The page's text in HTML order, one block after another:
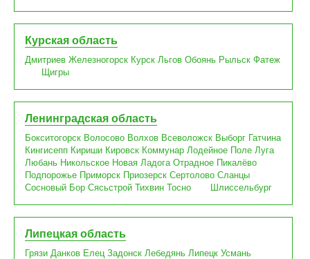
Курская область
Дмитриев Железногорск Курск Льгов Обоянь Рыльск Фатеж
Щигры
Ленинградская область
Бокситогорск Волосово Волхов Всеволожск Выборг Гатчина
Кингисепп Кириши Кировск Коммунар Лодейное Поле Луга
Любань Никольское Новая Ладога Отрадное Пикалёво
Подпорожье Приморск Приозерск Сертолово Сланцы
Сосновый Бор Сясьстрой Тихвин Тосно Шлиссельбург
Липецкая область
Грязи Данков Елец Задонск Лебедянь Липецк Усмань